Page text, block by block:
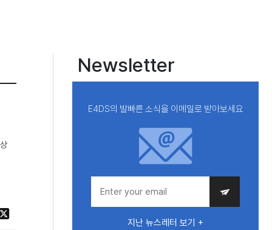
Newsletter
E4DS의 발빠른 소식을 이메일로 받아보세요
지난 뉴스레터 보기 +